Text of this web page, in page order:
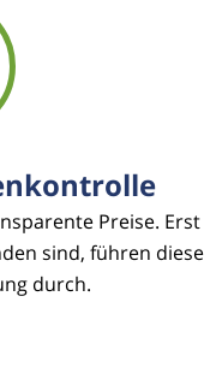
Preise. Erst
sind, führen diese
durch.